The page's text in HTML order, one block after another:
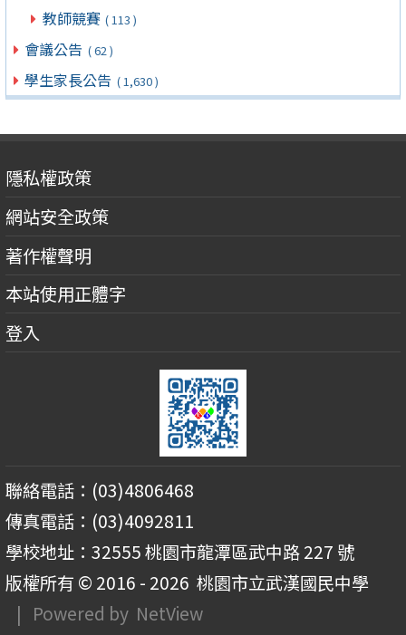
教師競賽 ( 113 )
會議公告 ( 62 )
學生家長公告 ( 1,630 )
隱私權政策
網站安全政策
著作權聲明
本站使用正體字
登入
聯絡電話：(03)4806468
傳真電話：(03)4092811
學校地址：32555 桃園市龍潭區武中路 227 號
版權所有 © 2016 - 2026 桃園市立武漢國民中學
| Powered by NetView